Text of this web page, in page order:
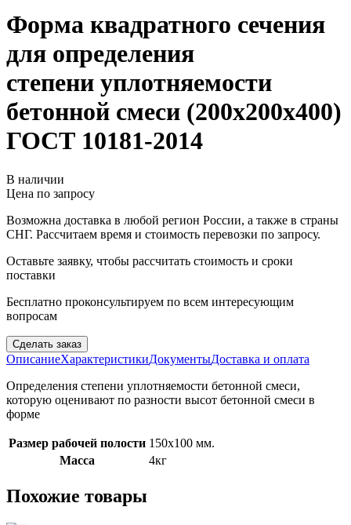
Форма квадратного сечения
для определения
степени уплотняемости
бетонной смеси (200х200х400)
ГОСТ 10181-2014
В наличии
Цена по запросу
Возможна доставка в любой регион России, а также в страны
СНГ. Рассчитаем время и стоимость перевозки по запросу.
Оставьте заявку, чтобы рассчитать стоимость и сроки
поставки
Бесплатно проконсультируем по всем интересующим
вопросам
Сделать заказ
ОписаниеХарактеристикиДокументыДоставка и оплата
Определения степени уплотняемости бетонной смеси,
которую оценивают по разности высот бетонной смеси в
форме
Размер рабочей полости 150х100 мм.
Масса
4кг
Похожие товары